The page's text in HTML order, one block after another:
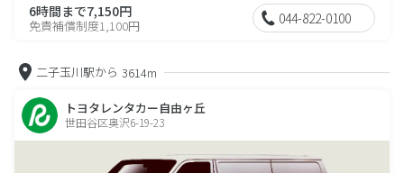
6時間まで7,150円
免責補償制度1,100円 044-822-0100
二子玉川駅から 3614m
トヨタレンタカー自由ヶ丘
世田谷区奥沢6-19-23